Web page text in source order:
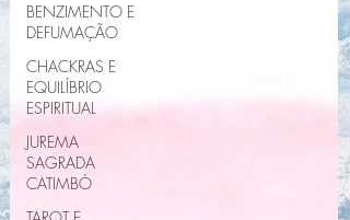
BENZIMENTO E
DEFUMAÇÃO
CHACKRAS E
EQUILÍBRIO
ESPIRITUAL
JUREMA
SAGRADA
CATIMBÓ